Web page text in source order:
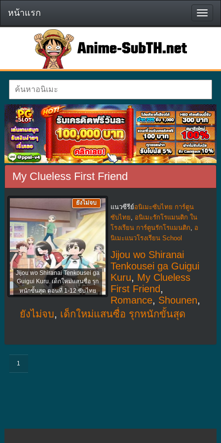
หน้า
แรก
หน้าแรก
My Clueless First Friend
Jijou wo Shiranai Tenkousei ga
Guigui Kuru. เด็กใหม่แสนซื่อ รุก
หนักขั้นสุด ตอนที่ 1-12 ซับไทย
ยังไม่จบ
แนวซีรีย์อนิเมะซับไทย การ์ตูน
ซับไทย
อนิเมะรักโรแมนติก ใน
โรงเรียน การ์ตูนรักโรแมนติก
อ
นิเมะแนวโรงเรียน School
Jijou wo Shiranai
Tenkousei ga Guigui
Kuru, My Clueless
First Friend,
Romance, Shounen,
ยังไม่จบ, เด็กใหม่แสนซื่อ รุกหนักขั้นสุด
1